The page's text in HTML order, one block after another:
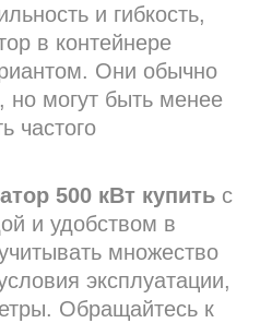
и гибкость,
в контейнере
Они обычно
но могут быть менее
частого
500 кВт купить с
и удобством в
множество
эксплуатации,
Обращайтесь к